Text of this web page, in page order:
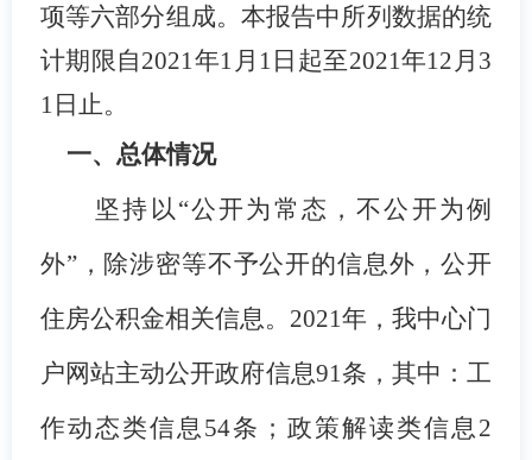
项等六部分组成。本报告中所列数据的统
计期限自2021年1月1日起至2021年12月3
1日止。
一、总体情况
坚持以“公开为常态，不公开为例
外”，除涉密等不予公开的信息外，公开
住房公积金相关信息。2021年，我中心门
户网站主动公开政府信息91条，其中：工
作动态类信息54条；政策解读类信息2